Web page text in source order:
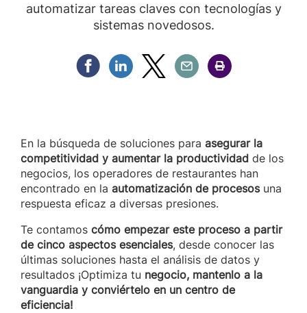
automatizar tareas claves con tecnologías y
sistemas novedosos.
Compartir Facebook
Compartir Linkedin
Compartir Twitter
Compartir Email
Compartir Imprimir
En la búsqueda de soluciones para asegurar la
competitividad y aumentar la productividad de los
negocios, los operadores de restaurantes han
encontrado en la automatización de procesosuna
respuesta eficaz a diversas presiones.
Te contamos cómo empezar este proceso a partir
de cinco aspectos esenciales, desde conocer las
últimas soluciones hasta el análisis de datos y
resultados ¡Optimiza tu negocio, mantenlo a la
vanguardia y conviértelo en un centro de
eficiencia!